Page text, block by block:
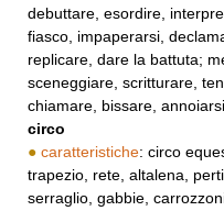
debuttare, esordire,
fiasco, impaperarsi,
replicare, dare la battuta;
sceneggiare, scritturare,
chiamare, bissare,
circo
● caratteristiche: circo
trapezio, rete, altalena,
serraglio, gabbie,